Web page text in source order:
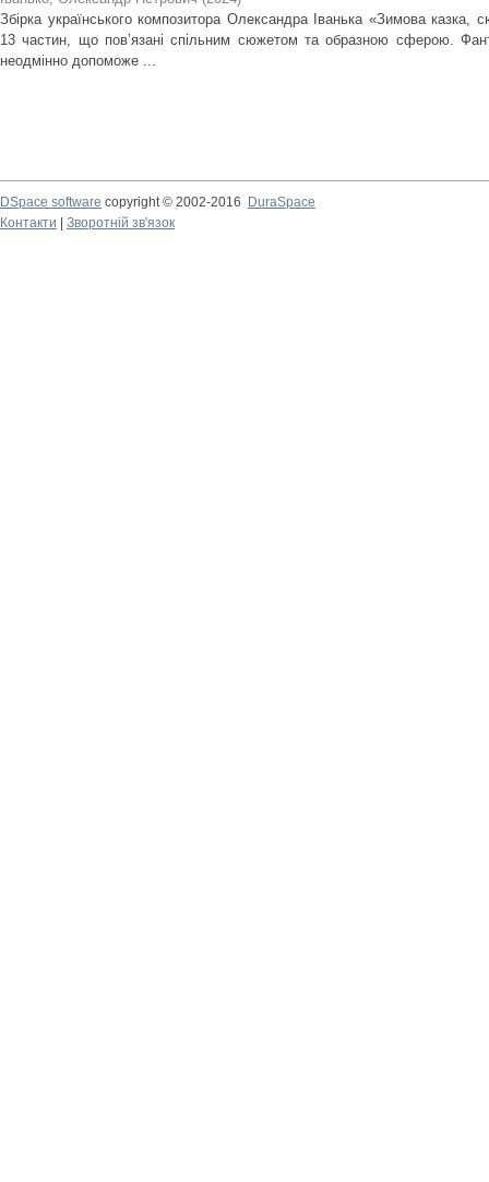
Збірка українського композитора Олександра Іванька «Зимова казка,
13 частин, що пов’язані спільним сюжетом та образною сферою.
неодмінно допоможе ...
DSpace software copyright © 2002-2016
DuraSpace
Контакти
Зворотній зв'язок